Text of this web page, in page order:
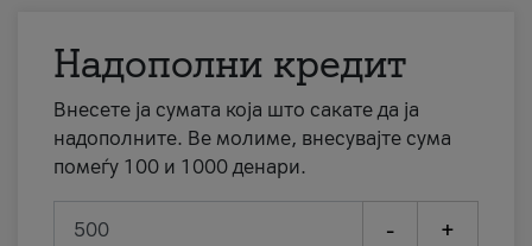
Надополни кредит
Внесете ја сумата која што сакате да ја
надополните. Ве молиме, внесувајте сума
помеѓу 100 и 1000 денари.
- +